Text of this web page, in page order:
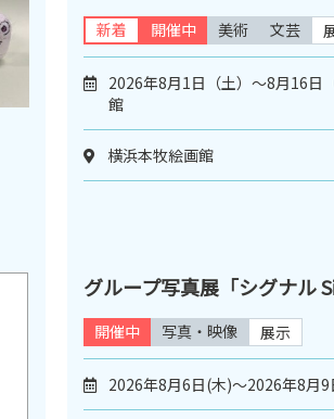
新着 開催中 美術 文芸
2026年8月1日（土）～8月16
館
横浜本牧絵画館
グループ写真展「シグナル
開催中 写真・映像 展示
2026年8月6日(木)～2026年8月9